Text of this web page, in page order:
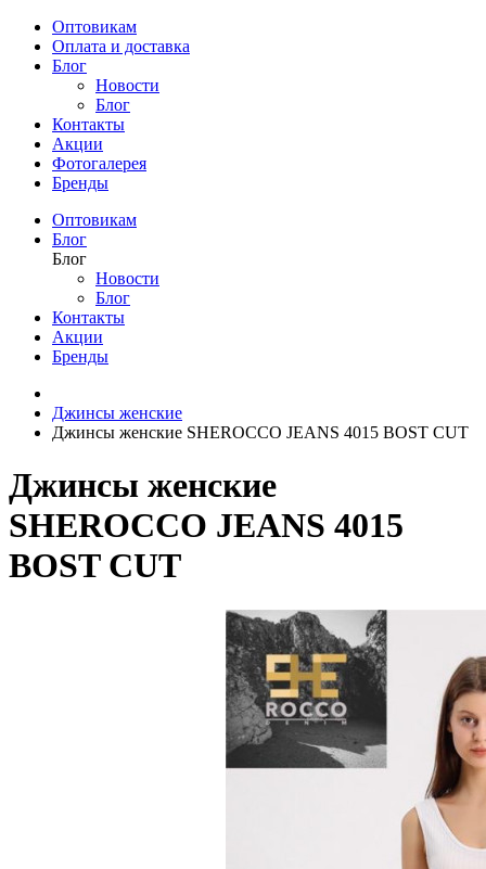
Оптовикам
Оплата и доставка
Блог
Новости
Блог
Контакты
Акции
Фотогалерея
Бренды
Оптовикам
Блог
Блог
Новости
Блог
Контакты
Акции
Бренды
Джинсы женские
Джинсы женские SHEROCCO JEANS 4015 BOST CUT
Джинсы женские
SHEROCCO JEANS 4015
BOST CUT